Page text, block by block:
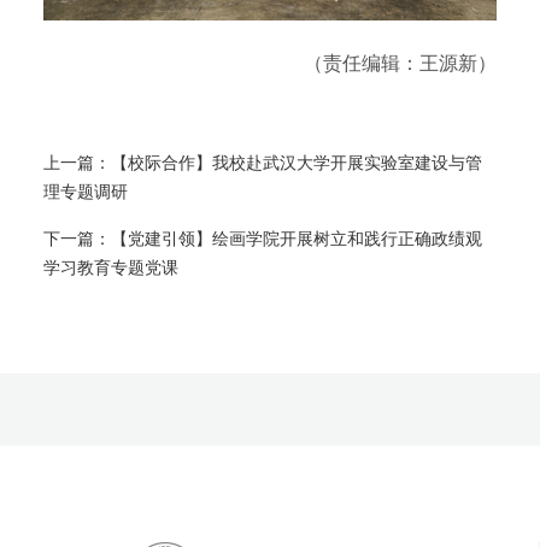
（责任编辑：王源新）
上一篇：
【校际合作】我校赴武汉大学开展实验室建设与管
理专题调研
下一篇：
【党建引领】绘画学院开展树立和践行正确政绩观
学习教育专题党课